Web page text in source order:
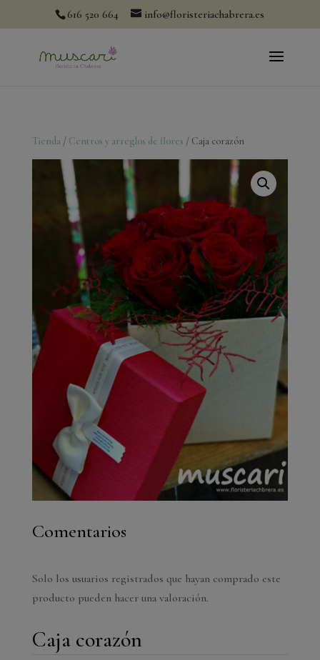
616 520 664 info@floristeriachabrera.es
Tienda/ Centros y arreglos de flores / Caja corazón
Comentarios
Solo los usuarios registrados que hayan comprado este
producto pueden hacer una valoración.
Caja corazón
modal-check